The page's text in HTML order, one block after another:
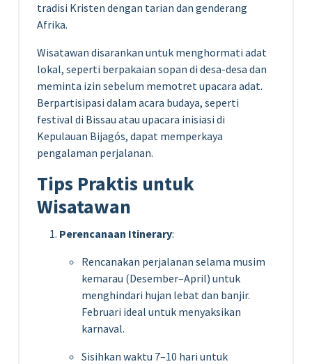
tradisi Kristen dengan tarian dan genderang
Afrika.
Wisatawan disarankan untuk menghormati adat
lokal, seperti berpakaian sopan di desa-desa dan
meminta izin sebelum memotret upacara adat.
Berpartisipasi dalam acara budaya, seperti
festival di Bissau atau upacara inisiasi di
Kepulauan Bijagós, dapat memperkaya
pengalaman perjalanan.
Tips Praktis untuk
Wisatawan
Perencanaan Itinerary:
Rencanakan perjalanan selama musim
kemarau (Desember–April) untuk
menghindari hujan lebat dan banjir.
Februari ideal untuk menyaksikan
karnaval.
Sisihkan waktu 7–10 hari untuk